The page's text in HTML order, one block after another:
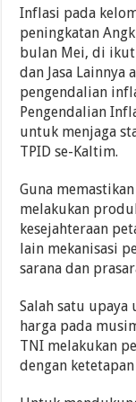
Inflasi pada
peningkatan
bulan Mei, di
dan Jasa Lainnya
pengendalian
Pengendalian
untuk menjaga
TPID se-Kaltim.
Guna
melakukan
kesejahteraan
lain mekanisasi
sarana dan
Salah satu
harga pada
TNI melakukan
dengan